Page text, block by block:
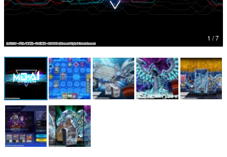
カテゴリ
マンガ
女性向け
アプリレビュー
その他
電ファミニコゲーマーとは？
1 / 7